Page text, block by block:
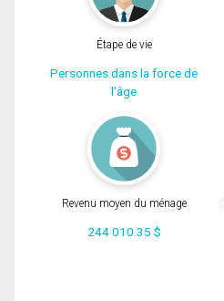
Étape de vie
Personnes dans la force de
l'âge
Revenu moyen du ménage
244 010.35 $